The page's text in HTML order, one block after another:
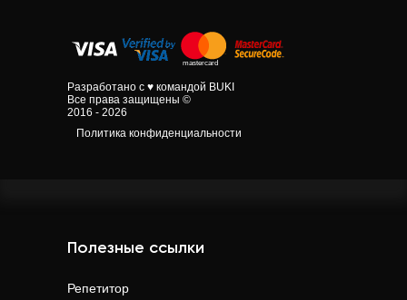
Разработано с ♥ командой BUKI
Все права защищены ©
2016 - 2026
Политика конфиденциальности
Полезные ссылки
Репетитор